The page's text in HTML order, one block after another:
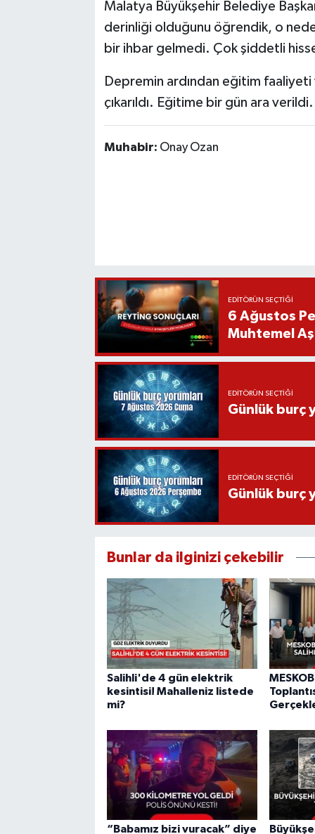
Malatya Büyükşehir Belediye
derinliği olduğunu öğrendik, o
bir ihbar gelmedi. Çok şiddetli
Depremin ardından eğitim faaliyeti
çıkarıldı. Eğitime bir gün ara verildi.
Muhabir: Onay Ozan
EDITÖRÜN SEÇTIĞI
6 Ağustos
Muhtemel
EDITÖRÜN SEÇTIĞI
Günlük burç
EDITÖRÜN SEÇTIĞI
Günlük burç
Bunlar da ilginizi çekebilir
Salihli'de 4 gün elektrik
kesintisi! Mahalleniz listede
mi?
“Babamız bizi vuracak” diye